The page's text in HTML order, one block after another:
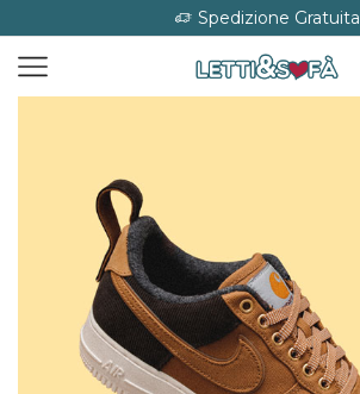
Spedizione Gratuita